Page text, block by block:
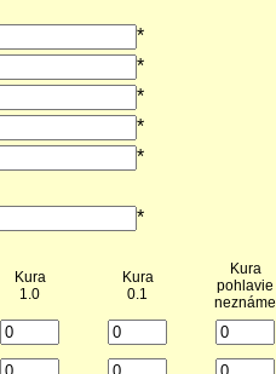
*
*
*
*
*
*
Kura
1.0
Kura
0.1
Kura
pohlavie
neznáme